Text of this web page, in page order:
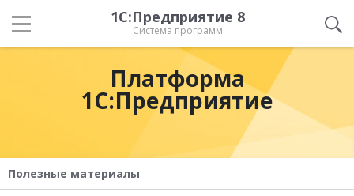
1С:Предприятие 8
Система программ
Платформа
1С:Предприятие
Полезные материалы